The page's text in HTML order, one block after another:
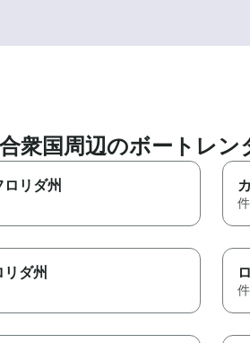
衆国周辺のボートレ
ロリダ州
件
リダ州
件